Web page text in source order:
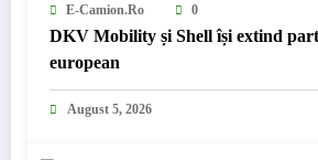
E-Camion.ro 0
DKV Mobility și Shell își extind
european
August 5, 2026